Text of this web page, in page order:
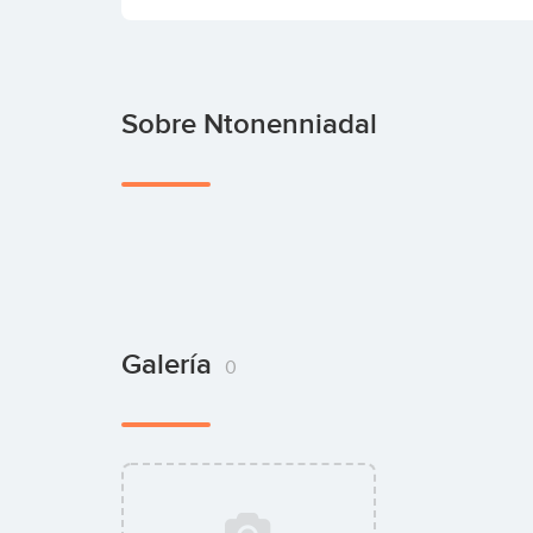
Sobre Ntonenniadal
Galería 0